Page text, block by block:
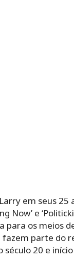
em seus 25
Now’ e
para os meios
fazem parte do
20 e